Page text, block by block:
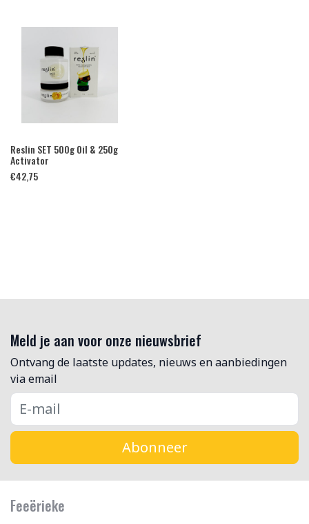
Reslin SET 500g Oil & 250g
Activator
€42,75
Meld je aan voor onze nieuwsbrief
Ontvang de laatste updates, nieuws en aanbiedingen
via email
Abonneer
Feeërieke